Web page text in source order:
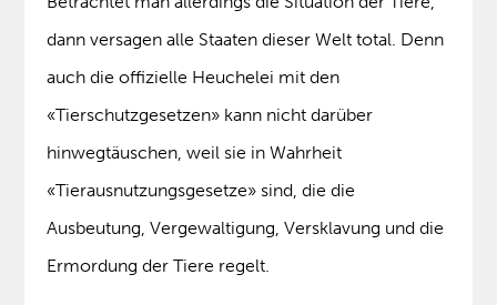
dann versagen alle Staaten dieser Welt total. Denn
auch die offizielle Heuchelei mit den
«Tierschutzgesetzen» kann nicht darüber
hinwegtäuschen, weil sie in Wahrheit
«Tierausnutzungsgesetze» sind, die die
Ausbeutung, Vergewaltigung, Versklavung und die
Ermordung der Tiere regelt.